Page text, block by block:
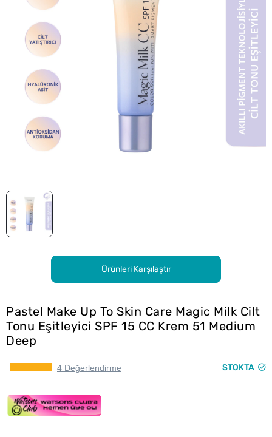
Ürünleri Karşılaştır
Pastel Make Up To Skin Care Magic Milk Cilt
Tonu Eşitleyici SPF 15 CC Krem 51 Medium
Deep
4 Değerlendirme STOKTA